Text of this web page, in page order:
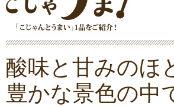
酸味と甘みのほ
豊かな景色の中